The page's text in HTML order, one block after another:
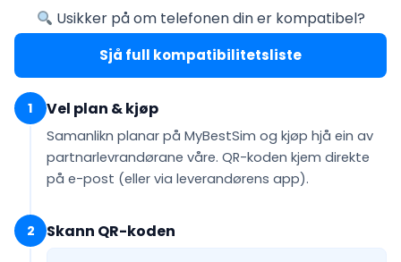
Usikker på om telefonen din er kompatibel?
Sjå full kompatibilitetsliste
1 Vel plan & kjøp
Samanlikn planar på MyBestSim og kjøp hjå ein av
partnarlevrandørane våre. QR-koden kjem direkte
på e-post (eller via leverandørens app).
2 Skann QR-koden